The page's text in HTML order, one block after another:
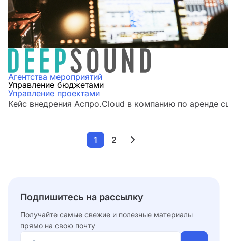
Агентства мероприятий
Управление бюджетами
Управление проектами
Кейс внедрения Аспро.Cloud в компанию по аренде
1 2
Подпишитесь на рассылку
Получайте самые свежие и полезные материалы
прямо на свою почту